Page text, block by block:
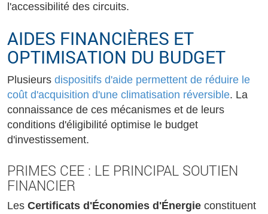
l'accessibilité des circuits.
AIDES FINANCIÈRES ET
OPTIMISATION DU BUDGET
Plusieurs dispositifs d'aide permettent de réduire le
coût d'acquisition d'une climatisation réversible. La
connaissance de ces mécanismes et de leurs
conditions d'éligibilité optimise le budget
d'investissement.
PRIMES CEE : LE PRINCIPAL SOUTIEN
FINANCIER
Les Certificats d'Économies d'Énergie constituent